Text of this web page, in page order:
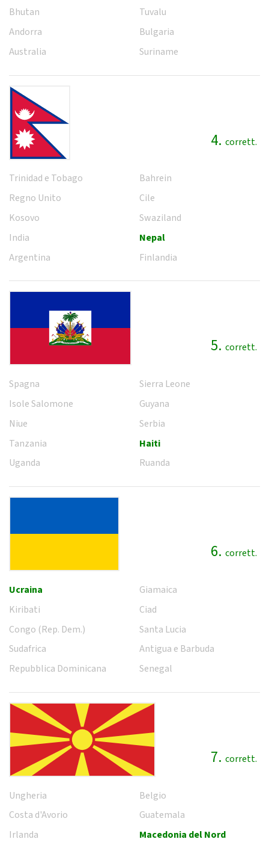
Bhutan
Andorra
Australia
Tuvalu
Bulgaria
Suriname
4. corrett.
Trinidad e Tobago
Regno Unito
Kosovo
India
Argentina
Bahrein
Cile
Swaziland
Nepal
Finlandia
5. corrett.
Spagna
Isole Salomone
Niue
Tanzania
Uganda
Sierra Leone
Guyana
Serbia
Haiti
Ruanda
6. corrett.
Ucraina
Kiribati
Congo (Rep. Dem.)
Sudafrica
Repubblica Dominicana
Giamaica
Ciad
Santa Lucia
Antigua e Barbuda
Senegal
7. corrett.
Ungheria
Costa d'Avorio
Irlanda
Belgio
Guatemala
Macedonia del Nord